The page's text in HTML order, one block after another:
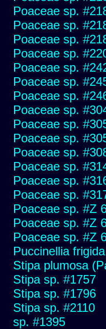
Poaceae sp.
Poaceae sp.
Poaceae sp.
Poaceae sp.
Poaceae sp.
Poaceae sp.
Poaceae sp.
Poaceae sp.
Poaceae sp.
Poaceae sp.
Poaceae sp.
Poaceae sp.
Poaceae sp.
Poaceae sp.
Poaceae sp. #Z
Poaceae sp. #Z
Poaceae sp. #Z
Puccinellia frigida
Stipa plumosa
Stipa sp. #1757
Stipa sp. #1796
Stipa sp. #2110
sp. #1395